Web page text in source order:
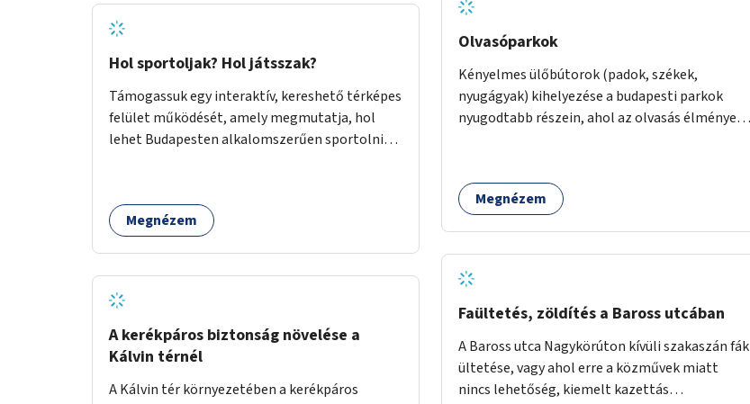
Hol sportoljak? Hol játsszak?
Támogassuk egy interaktív, kereshető térképes
felület működését, amely megmutatja, hol
lehet Budapesten alkalomszerűen sportolni
könnyen megtudhatja, hol tud a környékén
jógázni, bridzsezni, biliárdozni vagy
könnyen elérhetővé tegye a város közösségi
sport- és játéklehetőségeit bárki számára, egy
már meglévő, fejlesztett megoldás
fenntartásán keresztül.
Megnézem
A kerékpáros biztonság növelése a
Kálvin térnél
A Kálvin tér környezetében a kerékpáros
Olvasóparkok
Kényelmes ülőbútorok (padok, székek,
nyugágyak) kihelyezése a budapesti parkok
nyugodtabb részein, ahol az olvasás élménye
valamint könyvcserepolcokkal kiegészítve ezek
a terek lehetőséget adnának a kikapcsolódásra,
Megnézem
Faültetés, zöldítés a Baross utcában
A Baross utca Nagykörúton kívüli szakaszán fák
ültetése, vagy ahol erre a közművek miatt
nincs lehetőség, kiemelt kazettás